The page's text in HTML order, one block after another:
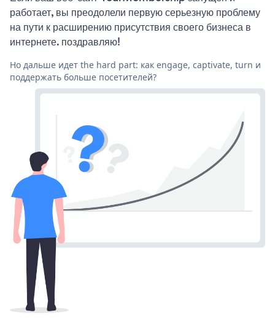
работает, вы преодолели первую серьезную проблему
на пути к расширению присутствия своего бизнеса в
интернете. поздравляю!
Но дальше идет the hard part: как engage, captivate, turn и
поддержать больше посетителей?